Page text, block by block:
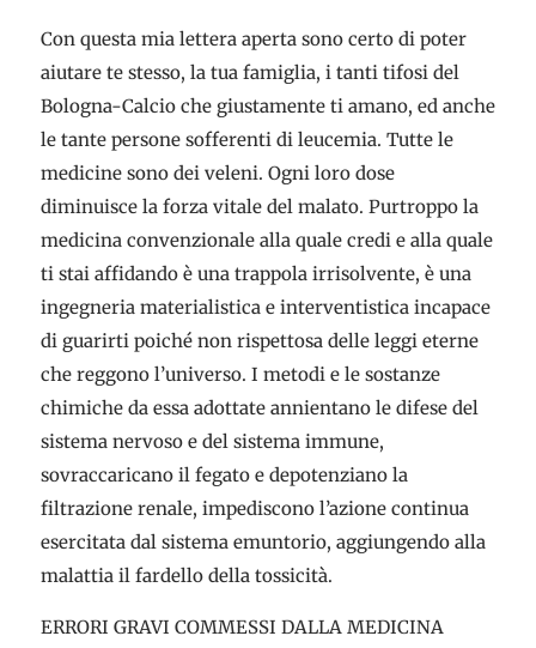
Con questa mia lettera aperta sono certo di poter
aiutare te stesso, la tua famiglia, i tanti tifosi del
Bologna-Calcio che giustamente ti amano, ed anche
le tante persone sofferenti di leucemia. Tutte le
medicine sono dei veleni. Ogni loro dose
diminuisce la forza vitale del malato. Purtroppo la
medicina convenzionale alla quale credi e alla quale
ti stai affidando è una trappola irrisolvente, è una
ingegneria materialistica e interventistica incapace
di guarirti poiché non rispettosa delle leggi eterne
che reggono l’universo. I metodi e le sostanze
chimiche da essa adottate annientano le difese del
sistema nervoso e del sistema immune,
sovraccaricano il fegato e depotenziano la
filtrazione renale, impediscono l’azione continua
esercitata dal sistema emuntorio, aggiungendo alla
malattia il fardello della tossicità.
ERRORI GRAVI COMMESSI DALLA MEDICINA